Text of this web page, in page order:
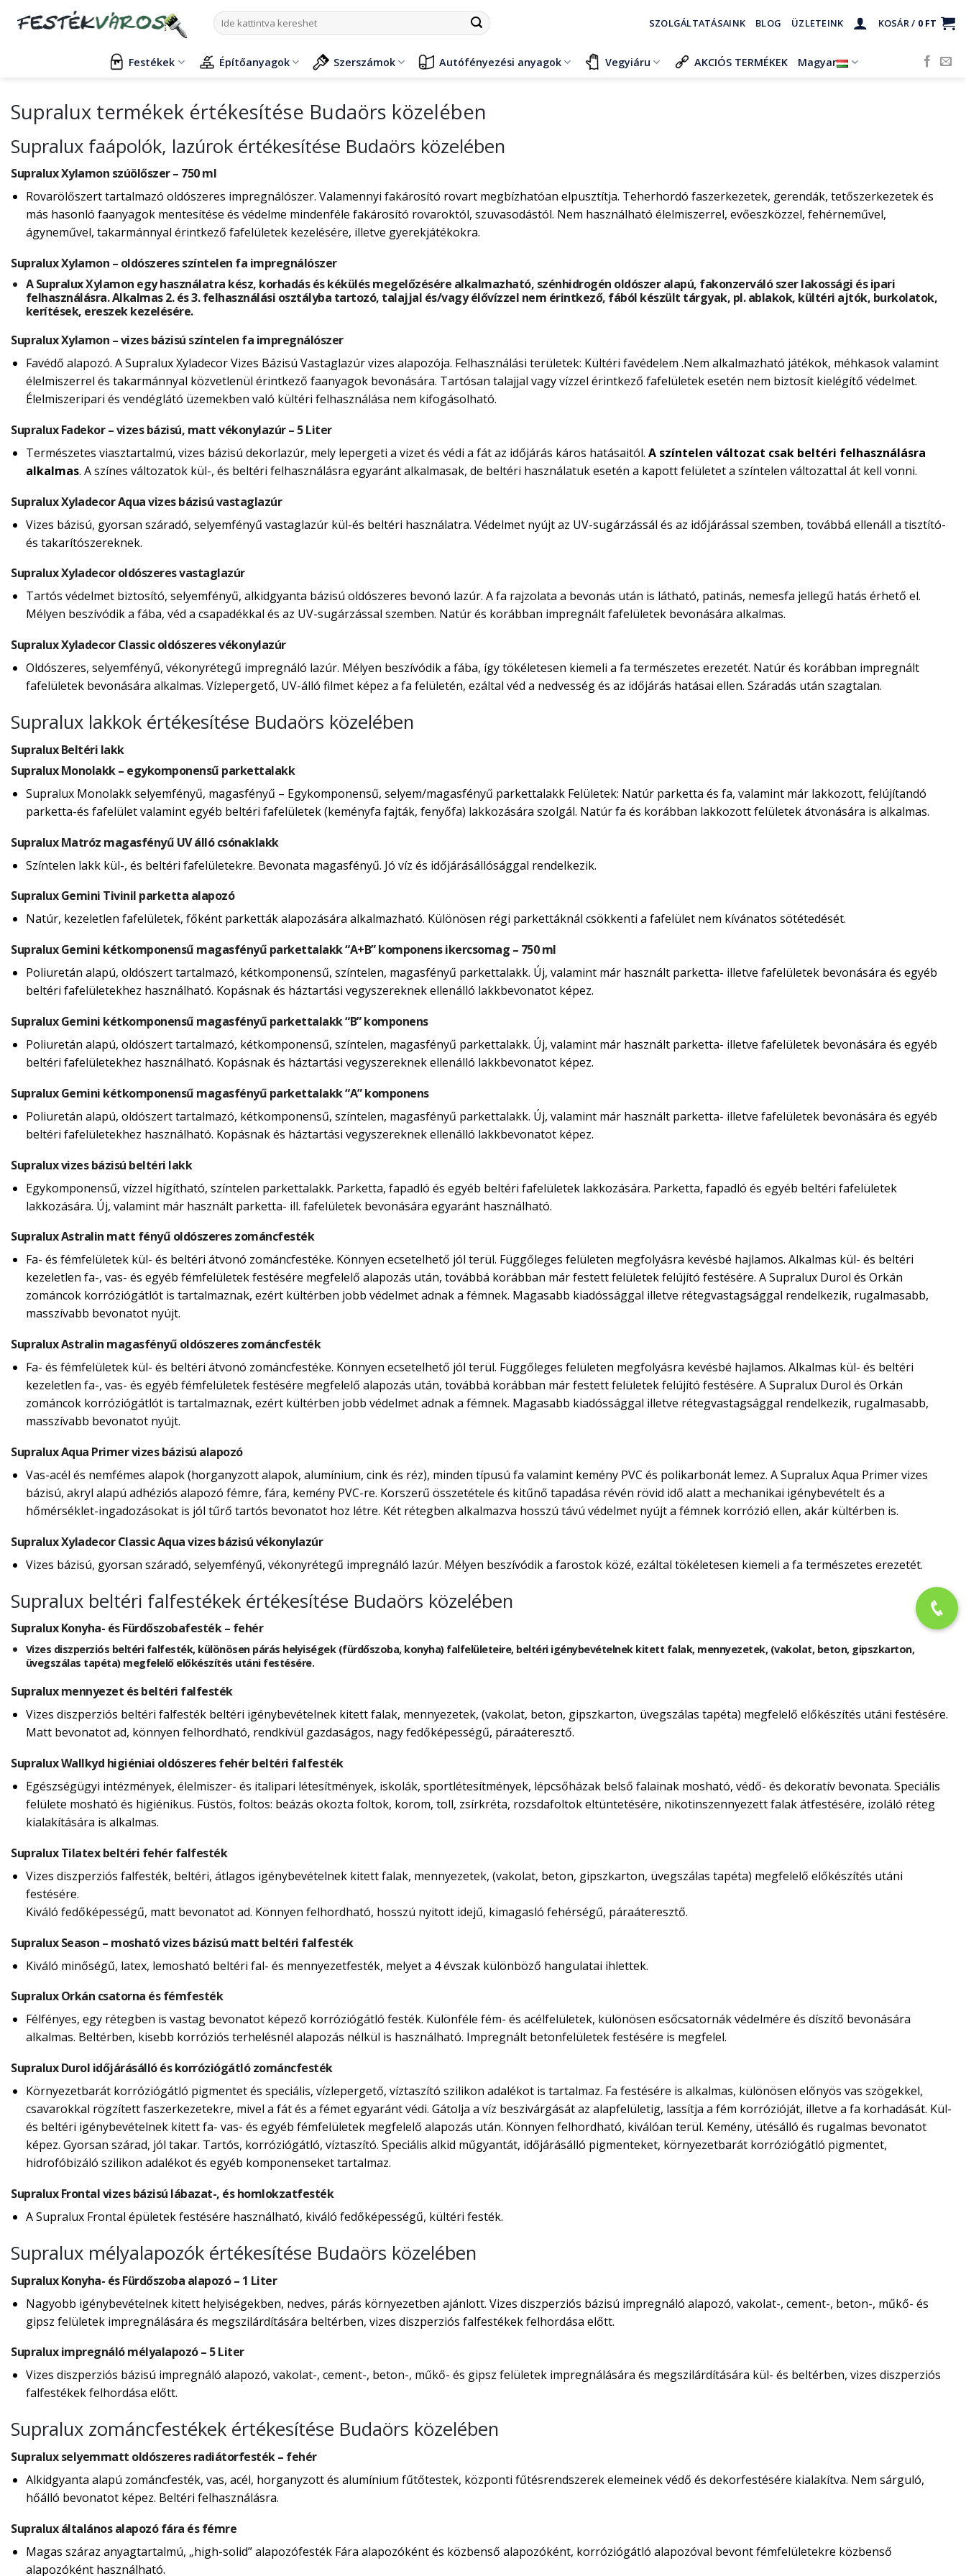
Keresés
a
SZOLGÁLTATÁSAINK BLOG ÜZLETEINK KOSÁR / 0 FT
Festékek Építőanyagok Szerszámok Autófényezési anyagok Vegyiáru AKCIÓS TERMÉKEK Magyar
Supralux termékek értékesítése Budaörs közelében
Supralux faápolók, lazúrok értékesítése Budaörs közelében
Supralux Xylamon szúölőszer – 750 ml
Rovarölőszert tartalmazó oldószeres impregnálószer. Valamennyi fakárosító rovart megbízhatóan elpusztítja. Teherhordó faszerkezetek, gerendák, tetőszerkezetek és
más hasonló faanyagok mentesítése és védelme mindenféle fakárosító rovaroktól, szuvasodástól. Nem használható élelmiszerrel, evőeszközzel, fehérneművel,
ágyneművel, takarmánnyal érintkező fafelületek kezelésére, illetve gyerekjátékokra.
Supralux Xylamon – oldószeres színtelen fa impregnálószer
A Supralux Xylamon egy használatra kész, korhadás és kékülés megelőzésére alkalmazható, szénhidrogén oldószer alapú, fakonzerváló szer lakossági és ipari
felhasználásra. Alkalmas 2. és 3. felhasználási osztályba tartozó, talajjal és/vagy élővízzel nem érintkező, fából készült tárgyak, pl. ablakok, kültéri ajtók, burkolatok,
kerítések, ereszek kezelésére.
Supralux Xylamon – vizes bázisú színtelen fa impregnálószer
Favédő alapozó. A Supralux Xyladecor Vizes Bázisú Vastaglazúr vizes alapozója. Felhasználási területek: Kültéri favédelem .Nem alkalmazható játékok, méhkasok valamint
élelmiszerrel és takarmánnyal közvetlenül érintkező faanyagok bevonására. Tartósan talajjal vagy vízzel érintkező fafelületek esetén nem biztosít kielégítő védelmet.
Élelmiszeripari és vendéglátó üzemekben való kültéri felhasználása nem kifogásolható.
Supralux Fadekor – vizes bázisú, matt vékonylazúr – 5 Liter
Természetes viasztartalmú, vizes bázisú dekorlazúr, mely lepergeti a vizet és védi a fát az időjárás káros hatásaitól. A színtelen változat csak beltéri felhasználásra
alkalmas. A színes változatok kül-, és beltéri felhasználásra egyaránt alkalmasak, de beltéri használatuk esetén a kapott felületet a színtelen változattal át kell vonni.
Supralux Xyladecor Aqua vizes bázisú vastaglazúr
Vizes bázisú, gyorsan száradó, selyemfényű vastaglazúr kül-és beltéri használatra. Védelmet nyújt az UV-sugárzássál és az időjárással szemben, továbbá ellenáll a tisztító-
és takarítószereknek.
Supralux Xyladecor oldószeres vastaglazúr
Tartós védelmet biztosító, selyemfényű, alkidgyanta bázisú oldószeres bevonó lazúr. A fa rajzolata a bevonás után is látható, patinás, nemesfa jellegű hatás érhető el.
Mélyen beszívódik a fába, véd a csapadékkal és az UV-sugárzással szemben. Natúr és korábban impregnált fafelületek bevonására alkalmas.
Supralux Xyladecor Classic oldószeres vékonylazúr
Oldószeres, selyemfényű, vékonyrétegű impregnáló lazúr. Mélyen beszívódik a fába, így tökéletesen kiemeli a fa természetes erezetét. Natúr és korábban impregnált
fafelületek bevonására alkalmas. Vízlepergető, UV-álló filmet képez a fa felületén, ezáltal véd a nedvesség és az időjárás hatásai ellen. Száradás után szagtalan.
Supralux lakkok értékesítése Budaörs közelében
Supralux Beltéri lakk
Supralux Monolakk – egykomponensű parkettalakk
Supralux Monolakk selyemfényű, magasfényű – Egykomponensű, selyem/magasfényű parkettalakk Felületek: Natúr parketta és fa, valamint már lakkozott, felújítandó
parketta-és fafelület valamint egyéb beltéri fafelületek (keményfa fajták, fenyőfa) lakkozására szolgál. Natúr fa és korábban lakkozott felületek átvonására is alkalmas.
Supralux Matróz magasfényű UV álló csónaklakk
Színtelen lakk kül-, és beltéri fafelületekre. Bevonata magasfényű. Jó víz és időjárásállósággal rendelkezik.
Supralux Gemini Tivinil parketta alapozó
Natúr, kezeletlen fafelületek, főként parketták alapozására alkalmazható. Különösen régi parkettáknál csökkenti a fafelület nem kívánatos sötétedését.
Supralux Gemini kétkomponensű magasfényű parkettalakk “A+B” komponens ikercsomag – 750 ml
Poliuretán alapú, oldószert tartalmazó, kétkomponensű, színtelen, magasfényű parkettalakk. Új, valamint már használt parketta- illetve fafelületek bevonására és egyéb
beltéri fafelületekhez használható. Kopásnak és háztartási vegyszereknek ellenálló lakkbevonatot képez.
Supralux Gemini kétkomponensű magasfényű parkettalakk “B” komponens
Poliuretán alapú, oldószert tartalmazó, kétkomponensű, színtelen, magasfényű parkettalakk. Új, valamint már használt parketta- illetve fafelületek bevonására és egyéb
beltéri fafelületekhez használható. Kopásnak és háztartási vegyszereknek ellenálló lakkbevonatot képez.
Supralux Gemini kétkomponensű magasfényű parkettalakk “A” komponens
Poliuretán alapú, oldószert tartalmazó, kétkomponensű, színtelen, magasfényű parkettalakk. Új, valamint már használt parketta- illetve fafelületek bevonására és egyéb
beltéri fafelületekhez használható. Kopásnak és háztartási vegyszereknek ellenálló lakkbevonatot képez.
Supralux vizes bázisú beltéri lakk
Egykomponensű, vízzel hígítható, színtelen parkettalakk. Parketta, fapadló és egyéb beltéri fafelületek lakkozására. Parketta, fapadló és egyéb beltéri fafelületek
lakkozására. Új, valamint már használt parketta- ill. fafelületek bevonására egyaránt használható.
Supralux Astralin matt fényű oldószeres zománcfesték
Fa- és fémfelületek kül- és beltéri átvonó zománcfestéke. Könnyen ecsetelhető jól terül. Függőleges felületen megfolyásra kevésbé hajlamos. Alkalmas kül- és beltéri
kezeletlen fa-, vas- és egyéb fémfelületek festésére megfelelő alapozás után, továbbá korábban már festett felületek felújító festésére. A Supralux Durol és Orkán
zománcok korróziógátlót is tartalmaznak, ezért kültérben jobb védelmet adnak a fémnek. Magasabb kiadóssággal illetve rétegvastagsággal rendelkezik, rugalmasabb,
masszívabb bevonatot nyújt.
Supralux Astralin magasfényű oldószeres zománcfesték
Fa- és fémfelületek kül- és beltéri átvonó zománcfestéke. Könnyen ecsetelhető jól terül. Függőleges felületen megfolyásra kevésbé hajlamos. Alkalmas kül- és beltéri
kezeletlen fa-, vas- és egyéb fémfelületek festésére megfelelő alapozás után, továbbá korábban már festett felületek felújító festésére. A Supralux Durol és Orkán
zománcok korróziógátlót is tartalmaznak, ezért kültérben jobb védelmet adnak a fémnek. Magasabb kiadóssággal illetve rétegvastagsággal rendelkezik, rugalmasabb,
masszívabb bevonatot nyújt.
Supralux Aqua Primer vizes bázisú alapozó
Vas-acél és nemfémes alapok (horganyzott alapok, alumínium, cink és réz), minden típusú fa valamint kemény PVC és polikarbonát lemez. A Supralux Aqua Primer vizes
bázisú, akryl alapú adhéziós alapozó fémre, fára, kemény PVC-re. Korszerű összetétele és kitűnő tapadása révén rövid idő alatt a mechanikai igénybevételt és a
hőmérséklet-ingadozásokat is jól tűrő tartós bevonatot hoz létre. Két rétegben alkalmazva hosszú távú védelmet nyújt a fémnek korrózió ellen, akár kültérben is.
Supralux Xyladecor Classic Aqua vizes bázisú vékonylazúr
Vizes bázisú, gyorsan száradó, selyemfényű, vékonyrétegű impregnáló lazúr. Mélyen beszívódik a farostok közé, ezáltal tökéletesen kiemeli a fa természetes erezetét.
Supralux beltéri falfestékek értékesítése Budaörs közelében
Supralux Konyha- és Fürdőszobafesték – fehér
Vizes diszperziós beltéri falfesték, különösen párás helyiségek (fürdőszoba, konyha) falfelületeire, beltéri igénybevételnek kitett falak, mennyezetek, (vakolat, beton, gipszkarton,
üvegszálas tapéta) megfelelő előkészítés utáni festésére.
Supralux mennyezet és beltéri falfesték
Vizes diszperziós beltéri falfesték beltéri igénybevételnek kitett falak, mennyezetek, (vakolat, beton, gipszkarton, üvegszálas tapéta) megfelelő előkészítés utáni festésére.
Matt bevonatot ad, könnyen felhordható, rendkívül gazdaságos, nagy fedőképességű, páraáteresztő.
Supralux Wallkyd higiéniai oldószeres fehér beltéri falfesték
Egészségügyi intézmények, élelmiszer- és italipari létesítmények, iskolák, sportlétesítmények, lépcsőházak belső falainak mosható, védő- és dekoratív bevonata. Speciális
felülete mosható és higiénikus. Füstös, foltos: beázás okozta foltok, korom, toll, zsírkréta, rozsdafoltok eltüntetésére, nikotinszennyezett falak átfestésére, izoláló réteg
kialakítására is alkalmas.
Supralux Tilatex beltéri fehér falfesték
Vizes diszperziós falfesték, beltéri, átlagos igénybevételnek kitett falak, mennyezetek, (vakolat, beton, gipszkarton, üvegszálas tapéta) megfelelő előkészítés utáni
festésére.
Kiváló fedőképességű, matt bevonatot ad. Könnyen felhordható, hosszú nyitott idejű, kimagasló fehérségű, páraáteresztő.
Supralux Season – mosható vizes bázisú matt beltéri falfesték
Kiváló minőségű, latex, lemosható beltéri fal- és mennyezetfesték, melyet a 4 évszak különböző hangulatai ihlettek.
Supralux Orkán csatorna és fémfesték
Félfényes, egy rétegben is vastag bevonatot képező korróziógátló festék. Különféle fém- és acélfelületek, különösen esőcsatornák védelmére és díszítő bevonására
alkalmas. Beltérben, kisebb korróziós terhelésnél alapozás nélkül is használható. Impregnált betonfelületek festésére is megfelel.
Supralux Durol időjárásálló és korróziógátló zománcfesték
Környezetbarát korróziógátló pigmentet és speciális, vízlepergető, víztaszító szilikon adalékot is tartalmaz. Fa festésére is alkalmas, különösen előnyös vas szögekkel,
csavarokkal rögzített faszerkezetekre, mivel a fát és a fémet egyaránt védi. Gátolja a víz beszivárgását az alapfelületig, lassítja a fém korrózióját, illetve a fa korhadását. Kül-
és beltéri igénybevételnek kitett fa- vas- és egyéb fémfelületek megfelelő alapozás után. Könnyen felhordható, kiválóan terül. Kemény, ütésálló és rugalmas bevonatot
képez. Gyorsan szárad, jól takar. Tartós, korróziógátló, víztaszító. Speciális alkid műgyantát, időjárásálló pigmenteket, környezetbarát korróziógátló pigmentet,
hidrofóbizáló szilikon adalékot és egyéb komponenseket tartalmaz.
Supralux Frontal vizes bázisú lábazat-, és homlokzatfesték
A Supralux Frontal épületek festésére használható, kiváló fedőképességű, kültéri festék.
Supralux mélyalapozók értékesítése Budaörs közelében
Supralux Konyha- és Fürdőszoba alapozó – 1 Liter
Nagyobb igénybevételnek kitett helyiségekben, nedves, párás környezetben ajánlott. Vizes diszperziós bázisú impregnáló alapozó, vakolat-, cement-, beton-, műkő- és
gipsz felületek impregnálására és megszilárdítására beltérben, vizes diszperziós falfestékek felhordása előtt.
Supralux impregnáló mélyalapozó – 5 Liter
Vizes diszperziós bázisú impregnáló alapozó, vakolat-, cement-, beton-, műkő- és gipsz felületek impregnálására és megszilárdítására kül- és beltérben, vizes diszperziós
falfestékek felhordása előtt.
Supralux zománcfestékek értékesítése Budaörs közelében
Supralux selyemmatt oldószeres radiátorfesték – fehér
Alkidgyanta alapú zománcfesték, vas, acél, horganyzott és alumínium fűtőtestek, központi fűtésrendszerek elemeinek védő és dekorfestésére kialakítva. Nem sárguló,
hőálló bevonatot képez. Beltéri felhasználásra.
Supralux általános alapozó fára és fémre
Magas száraz anyagtartalmú, „high-solid” alapozófesték Fára alapozóként és közbenső alapozóként, korróziógátló alapozóval bevont fémfelületekre közbenső
alapozóként használható.